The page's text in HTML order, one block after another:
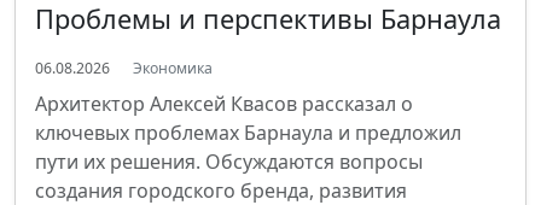
Проблемы и перспективы Барнаула
06.08.2026 Экономика
Архитектор Алексей Квасов рассказал о
ключевых проблемах Барнаула и предложил
пути их решения. Обсуждаются вопросы
создания городского бренда, развития